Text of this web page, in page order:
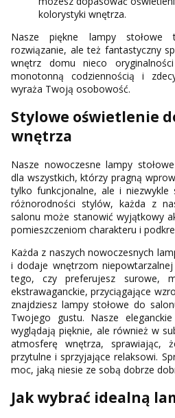
kolorystyki wnętrza.
Nasze piękne lampy
rozwiązanie, ale też fantastyczny
wnętrz domu nieco
monotonną codziennością i
wyraża Twoją osobowość.
Stylowe oświetlenie
wnętrza
Nasze nowoczesne lampy
dla wszystkich, którzy pragną
tylko funkcjonalne, ale i niezwykle
różnorodności stylów, każda z
salonu może stanowić wyjątkowy
pomieszczeniom charakteru i
Każda z naszych nowoczesnych
i dodaje wnętrzom
tego, czy preferujesz surowe,
ekstrawaganckie, przyciągające
znajdziesz lampy stołowe do
Twojego gustu. Nasze
wyglądają pięknie, ale również w
atmosferę wnętrza, sprawiając,
przytulne i sprzyjające relaksowi.
moc, jaką niesie ze sobą dobrze
Jak wybrać idealną